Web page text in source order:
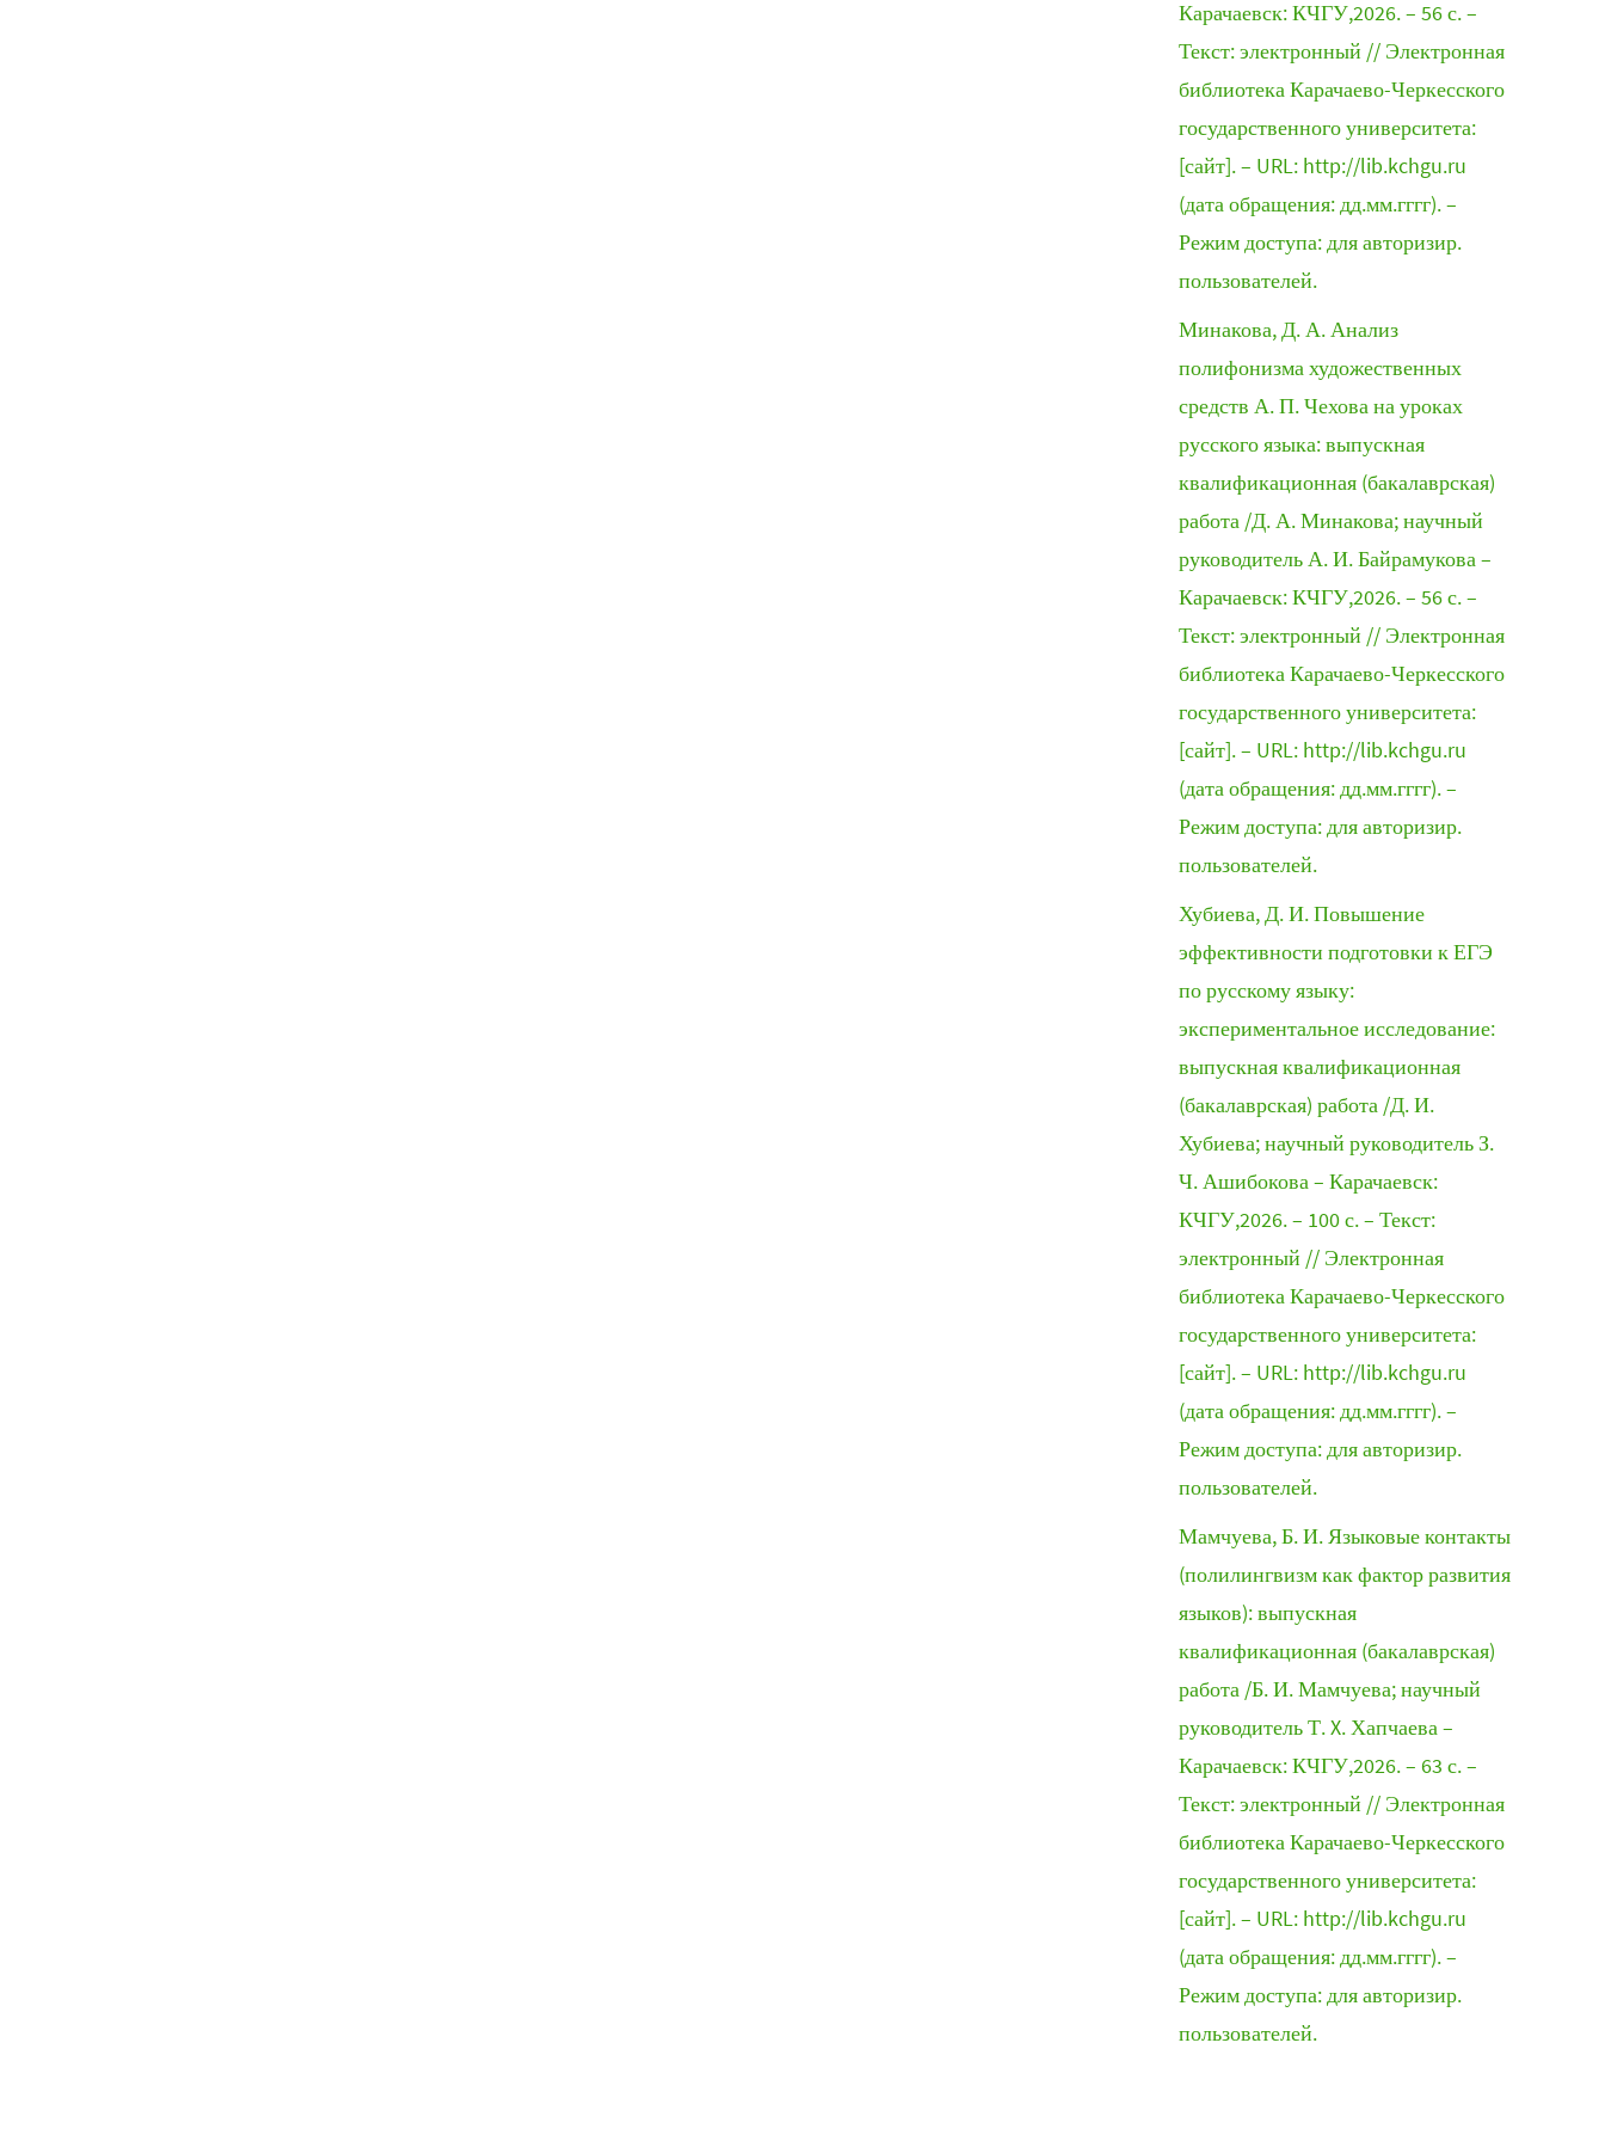
Карачаевск: КЧГУ,2026. – 56 с. –
Текст: электронный // Электронная
библиотека Карачаево-Черкесского
государственного университета:
[сайт]. – URL: http://lib.kchgu.ru
(дата обращения: дд.мм.гггг). –
Режим доступа: для авторизир.
пользователей.
Минакова, Д. А. Анализ
полифонизма художественных
средств А. П. Чехова на уроках
русского языка: выпускная
квалификационная (бакалаврская)
работа /Д. А. Минакова; научный
руководитель А. И. Байрамукова –
Карачаевск: КЧГУ,2026. – 56 с. –
Текст: электронный // Электронная
библиотека Карачаево-Черкесского
государственного университета:
[сайт]. – URL: http://lib.kchgu.ru
(дата обращения: дд.мм.гггг). –
Режим доступа: для авторизир.
пользователей.
Хубиева, Д. И. Повышение
эффективности подготовки к ЕГЭ
по русскому языку:
экспериментальное исследование:
выпускная квалификационная
(бакалаврская) работа /Д. И.
Хубиева; научный руководитель З.
Ч. Ашибокова – Карачаевск:
КЧГУ,2026. – 100 с. – Текст:
электронный // Электронная
библиотека Карачаево-Черкесского
государственного университета:
[сайт]. – URL: http://lib.kchgu.ru
(дата обращения: дд.мм.гггг). –
Режим доступа: для авторизир.
пользователей.
Мамчуева, Б. И. Языковые контакты
(полилингвизм как фактор развития
языков): выпускная
квалификационная (бакалаврская)
работа /Б. И. Мамчуева; научный
руководитель Т. X. Хапчаева –
Карачаевск: КЧГУ,2026. – 63 с. –
Текст: электронный // Электронная
библиотека Карачаево-Черкесского
государственного университета:
[сайт]. – URL: http://lib.kchgu.ru
(дата обращения: дд.мм.гггг). –
Режим доступа: для авторизир.
пользователей.